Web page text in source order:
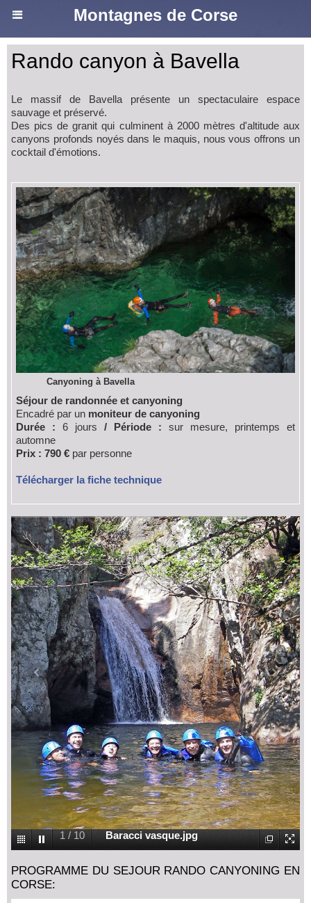
Montagnes de Corse
Rando canyon à Bavella
Le massif de Bavella présente un spectaculaire espace
sauvage et préservé.
Des pics de granit qui culminent à 2000 mètres d'altitude aux
canyons profonds noyés dans le maquis, nous vous offrons un
cocktail d'émotions.
Canyoning à Bavella
Séjour de randonnée et canyoning
Encadré par un moniteur de canyoning
Durée : 6 jours / Période : sur mesure, printemps et
automne
Prix : 790 € par personne
Télécharger la fiche technique
1 / 10 Baracci vasque.jpg
PROGRAMME DU SEJOUR RANDO CANYONING EN
CORSE: